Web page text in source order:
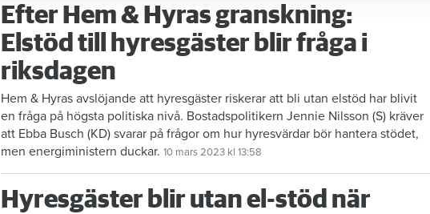
Efter Hem & Hyras granskning:
Elstöd till hyresgäster blir fråga i
riksdagen
Hem & Hyras avslöjande att hyresgäster riskerar att bli utan elstöd har blivit
en fråga på högsta politiska nivå. Bostadspolitikern Jennie Nilsson (S) kräver
att Ebba Busch (KD) svarar på frågor om hur hyresvärdar bör hantera stödet,
men energiministern duckar. 10 mars 2023 kl 13:58
Hyresgäster blir utan el-stöd när